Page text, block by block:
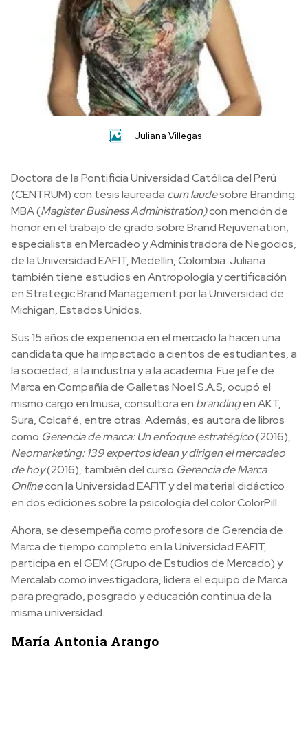
Juliana Villegas
Doctora de la Pontificia Universidad Católica del Perú
(CENTRUM) con tesis laureada cum laudesobre Branding.
MBA (Magister Business Administration)con mención de
honor en el trabajo de grado sobre Brand Rejuvenation,
especialista en Mercadeo y Administradora de Negocios,
de la Universidad EAFIT, Medellín, Colombia. Juliana
también tiene estudios en Antropología y certificación
en Strategic Brand Management por la Universidad de
Michigan, Estados Unidos.
Sus 15 años de experiencia en el mercado la hacen una
candidata que ha impactado a cientos de estudiantes, a
la sociedad, a la industria y a la academia. Fue jefe de
Marca en Compañía de Galletas Noel S.A.S, ocupó el
mismo cargo en Imusa, consultora en brandingen AKT,
Sura, Colcafé, entre otras. Además, es autora de libros
como Gerencia de marca: Un enfoque estratégico(2016),
Neomarketing: 139 expertos idean y dirigen el mercadeo
de hoy(2016), también del curso Gerencia de Marca
Onlinecon la Universidad EAFIT y del material didáctico
en dos ediciones sobre la psicología del color ColorPill.
Ahora, se desempeña como profesora de Gerencia de
Marca de tiempo completo en la Universidad EAFIT,
participa en el GEM (Grupo de Estudios de Mercado) y
Mercalab como investigadora, lidera el equipo de Marca
para pregrado, posgrado y educación continua de la
misma universidad.
María Antonia Arango